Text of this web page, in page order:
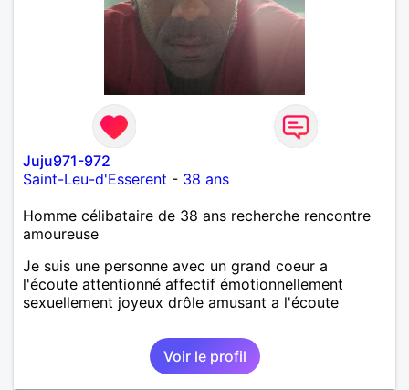
Juju971-972
Saint-Leu-d'Esserent - 38 ans
Homme célibataire de 38 ans recherche rencontre
amoureuse
Je suis une personne avec un grand coeur a
l'écoute attentionné affectif émotionnellement
sexuellement joyeux drôle amusant a l'écoute
Voir le profil